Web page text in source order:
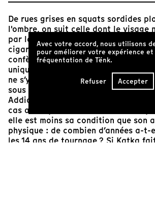
De rues grises en squats sordides
l'ombre, on suit celle dont le visage
par la flamme du briquet allumant
cigarette. Ce rapport à l’obscurité
confère à "Katka" une forme de
unique chez Helena Třeštíková,
ne s’y adonne qu’avec une éthique
sous le signe du compagnonnage,
Addictions, souffrances,
cas avec quoi Katka se débat. Ce
elle est moins sa condition que son
physique : de combien d’années a-
les 14 ans de tournage ? Si Katka
Avec votre accord, nous utilisons
pour améliorer votre expérience
fréquentation de Tënk.
Refuser Accepter